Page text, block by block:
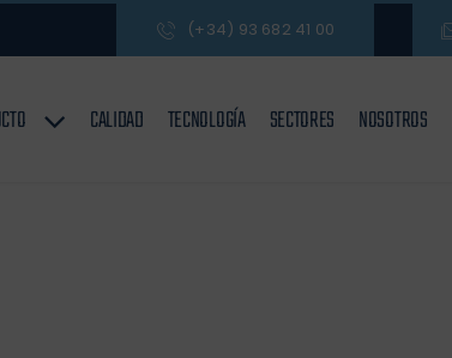
(+34) 93 682 41 00
CALIDAD TECNOLOGÍA SECTORES NOSOTROS